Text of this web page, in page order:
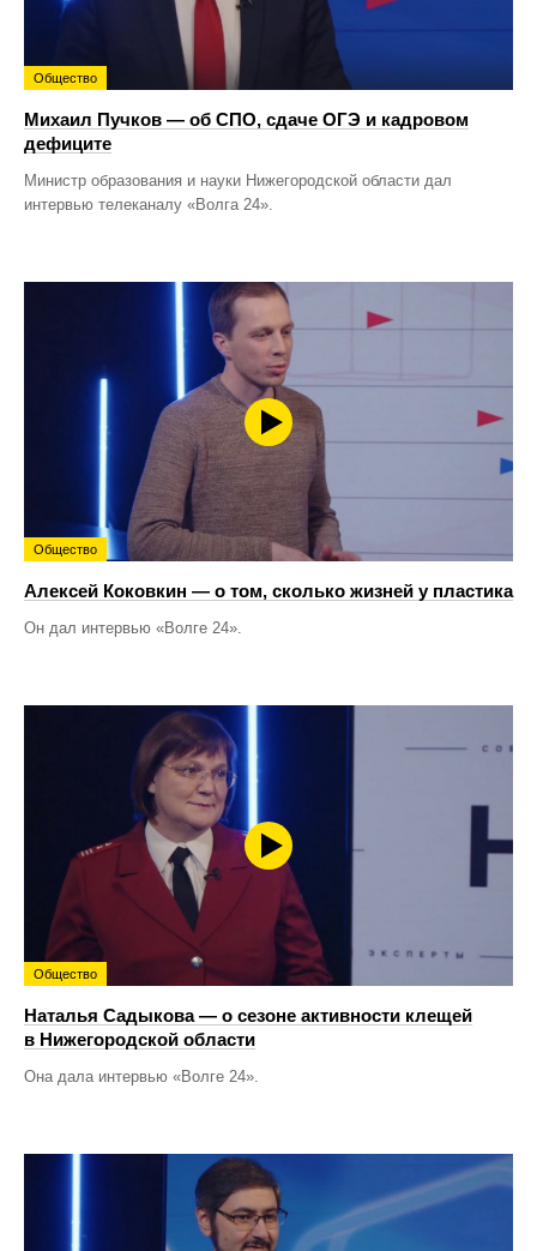
Общество
Михаил Пучков — об СПО, сдаче ОГЭ и кадровом
дефиците
Министр образования и науки Нижегородской области дал
интервью телеканалу «Волга 24».
Общество
Алексей Коковкин — о том, сколько жизней у пластика
Он дал интервью «Волге 24».
Общество
Наталья Садыкова — о сезоне активности клещей
в Нижегородской области
Она дала интервью «Волге 24».